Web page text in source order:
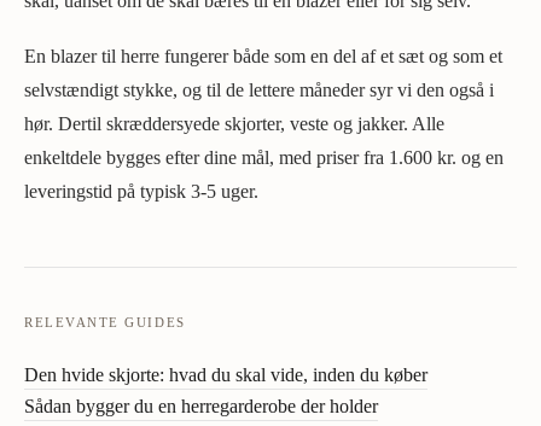
En blazer til herre fungerer både som en del af et sæt og som et
selvstændigt stykke, og til de lettere måneder syr vi den også i
hør. Dertil skræddersyede skjorter, veste og jakker. Alle
enkeltdele bygges efter dine mål, med priser fra 1.600 kr. og en
leveringstid på typisk 3-5 uger.
RELEVANTE GUIDES
Den hvide skjorte: hvad du skal vide, inden du køber
Sådan bygger du en herregarderobe der holder